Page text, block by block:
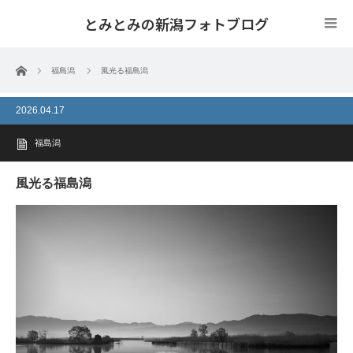
とみとみの新潟フォトブログ
ホーム 福島潟 風光る福島潟
2026.04.17
福島潟
風光る福島潟